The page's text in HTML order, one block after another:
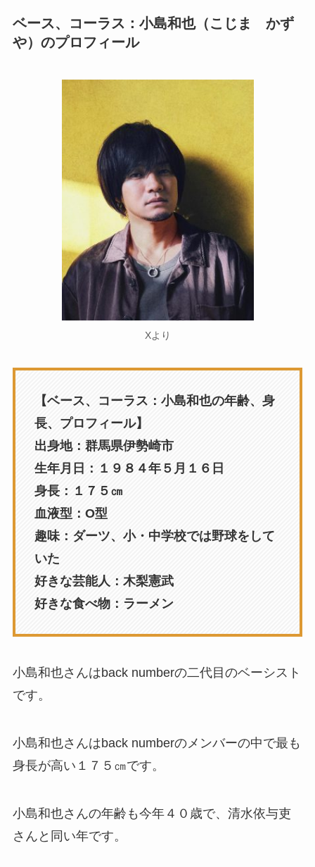
ベース、コーラス：小島和也（こじま かず
や）のプロフィール
Xより
【ベース、コーラス：小島和也の年齢、身
長、プロフィール】
出身地：群馬県伊勢崎市
生年月日：１９８４年５月１６日
身長：１７５㎝
血液型：O型
趣味：ダーツ、小・中学校では野球をして
いた
好きな芸能人：木梨憲武
好きな食べ物：ラーメン
小島和也さんはback numberの二代目のベーシスト
です。
小島和也さんはback numberのメンバーの中で最も
身長が高い１７５㎝です。
小島和也さんの年齢も今年４０歳で、清水依与吏
さんと同い年です。